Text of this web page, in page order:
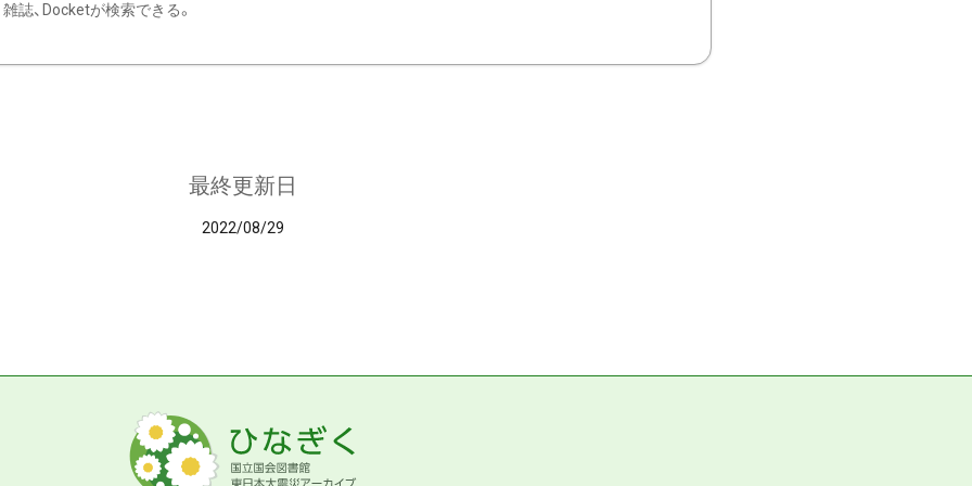
雑誌、Docketが検索できる。
最終更新日
2022/08/29